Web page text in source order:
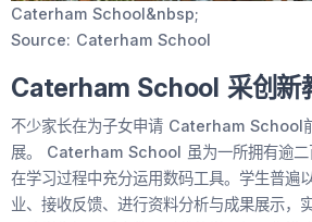
Caterham School&nbsp;
Source: Caterham School
Caterham School 采创新
不少家长在为子女申请 Caterham School
展。 Caterham School 虽为一所拥有逾二
在学习过程中充分运用数码工具。学生普
业、接收反馈、进行资料分析与成果展示，